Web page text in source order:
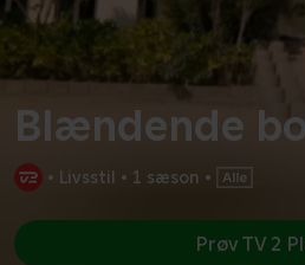
Blændende
• Livsstil • 1 sæson •
Prøv TV 2